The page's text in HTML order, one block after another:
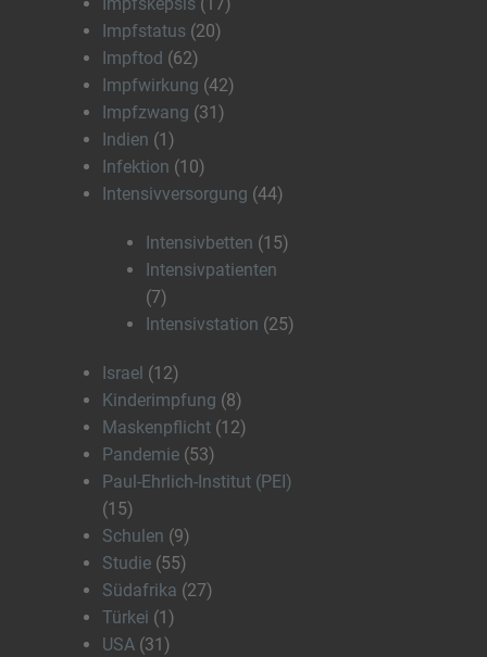
Impfstatus (20)
Impftod (62)
Impfwirkung (42)
Impfzwang (31)
Indien (1)
Infektion (10)
Intensivversorgung (44)
Intensivbetten (15)
Intensivpatienten
(7)
Intensivstation (25)
Israel (12)
Kinderimpfung (8)
Maskenpflicht (12)
Pandemie (53)
Paul-Ehrlich-Institut (PEI)
(15)
Schulen (9)
Studie (55)
Südafrika (27)
Türkei (1)
USA (31)